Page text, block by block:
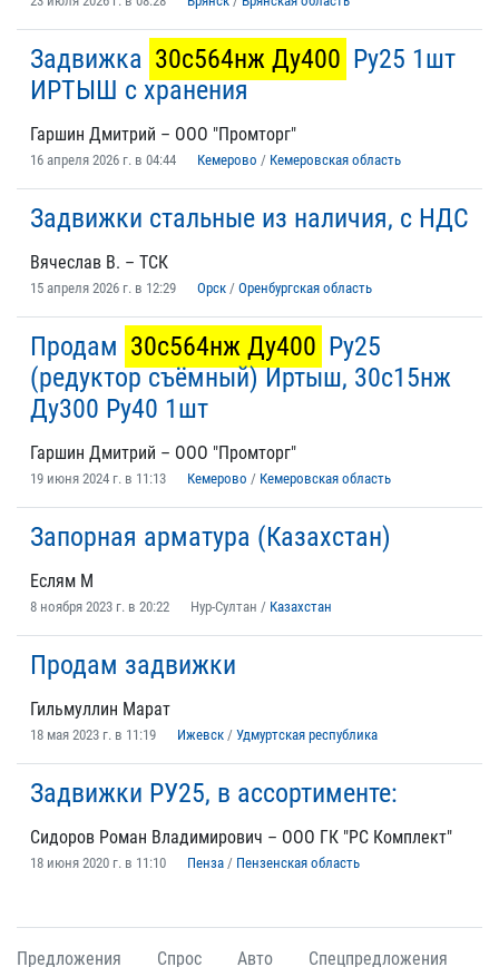
Задвижка 30с564нж Ду400 Ру25 1шт
ИРТЫШ с хранения
Гаршин Дмитрий – ООО "Промторг"
16 апреля 2026 г. в 04:44 Кемерово / Кемеровская область
Задвижки стальные из наличия, с НДС
Вячеслав В. – ТСК
15 апреля 2026 г. в 12:29 Орск / Оренбургская область
Продам 30с564нж Ду400 Ру25
(редуктор съёмный) Иртыш, 30с15нж
Ду300 Ру40 1шт
Гаршин Дмитрий – ООО "Промторг"
19 июня 2024 г. в 11:13 Кемерово / Кемеровская область
Запорная арматура (Казахстан)
Еслям М
8 ноября 2023 г. в 20:22 Нур-Султан / Казахстан
Продам задвижки
Гильмуллин Марат
18 мая 2023 г. в 11:19 Ижевск / Удмуртская республика
Задвижки РУ25, в ассортименте:
Сидоров Роман Владимирович – ООО ГК "РС Комплект"
18 июня 2020 г. в 11:10 Пенза / Пензенская область
Предложения Спрос Авто Спецпредложения